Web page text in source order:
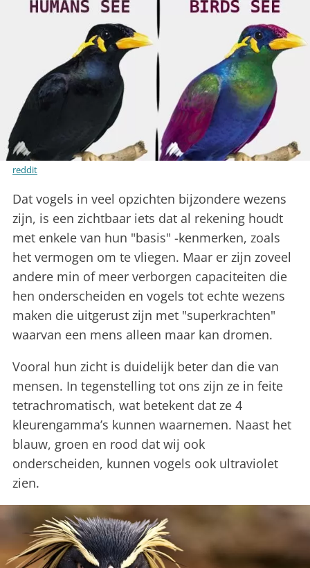
reddit
Dat vogels in veel opzichten bijzondere wezens
zijn, is een zichtbaar iets dat al rekening houdt
met enkele van hun "basis" -kenmerken, zoals
het vermogen om te vliegen. Maar er zijn zoveel
andere min of meer verborgen capaciteiten die
hen onderscheiden en vogels tot echte wezens
maken die uitgerust zijn met "superkrachten"
waarvan een mens alleen maar kan dromen.
Vooral hun zicht is duidelijk beter dan die van
mensen. In tegenstelling tot ons zijn ze in feite
tetrachromatisch, wat betekent dat ze 4
kleurengamma’s kunnen waarnemen. Naast het
blauw, groen en rood dat wij ook
onderscheiden, kunnen vogels ook ultraviolet
zien.